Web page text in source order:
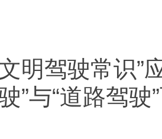
明驾驶常识”
”与“道路驾驶